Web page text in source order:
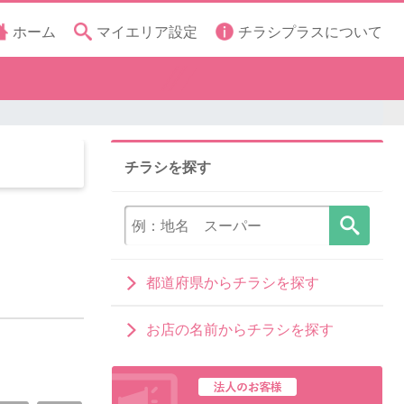
ホーム マイエリア設定 チラシプラスについて
チラシを探す
都道府県からチラシを探す
お店の名前からチラシを探す